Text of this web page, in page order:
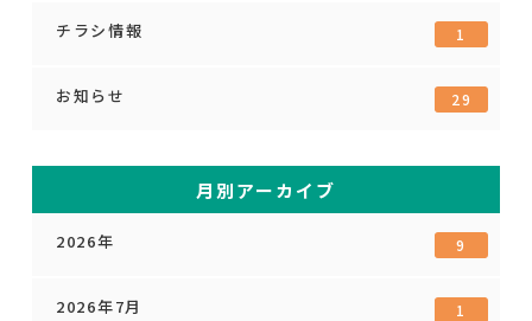
チラシ情報 1
お知らせ 29
月別アーカイブ
2026年 9
2026年7月 1